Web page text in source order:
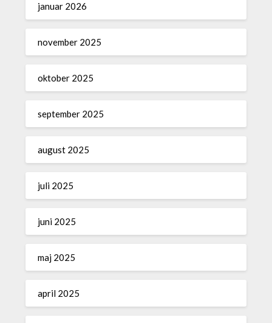
januar 2026
november 2025
oktober 2025
september 2025
august 2025
juli 2025
juni 2025
maj 2025
april 2025